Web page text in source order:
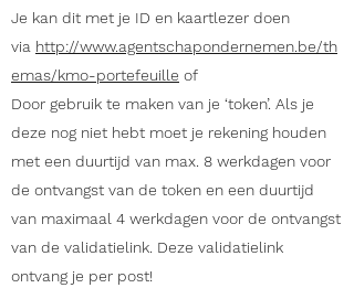
Je kan dit met je ID en kaartlezer doen
via http://www.agentschapondernemen.be/th
emas/kmo-portefeuille of
Door gebruik te maken van je ‘token’. Als je
deze nog niet hebt moet je rekening houden
met een duurtijd van max. 8 werkdagen voor
de ontvangst van de token en een duurtijd
van maximaal 4 werkdagen voor de ontvangst
van de validatielink. Deze validatielink
ontvang je per post!